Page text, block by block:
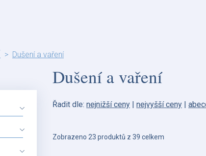
Dušení a vaření
Dušení a vaření
Řadit dle: nejnižší ceny | nejvyšší ceny |
Zobrazeno 23 produktů z 39 celkem